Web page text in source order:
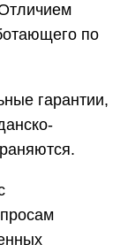
по
гарантии,